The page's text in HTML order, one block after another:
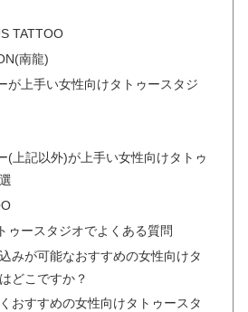
TATTOO
南龍)
が上手い女性向けタトゥースタジ
(上記以外)が上手い女性向けタトゥ
ゥースタジオでよくある質問
みが可能なおすすめの女性向けタ
どこですか？
おすすめの女性向けタトゥースタ